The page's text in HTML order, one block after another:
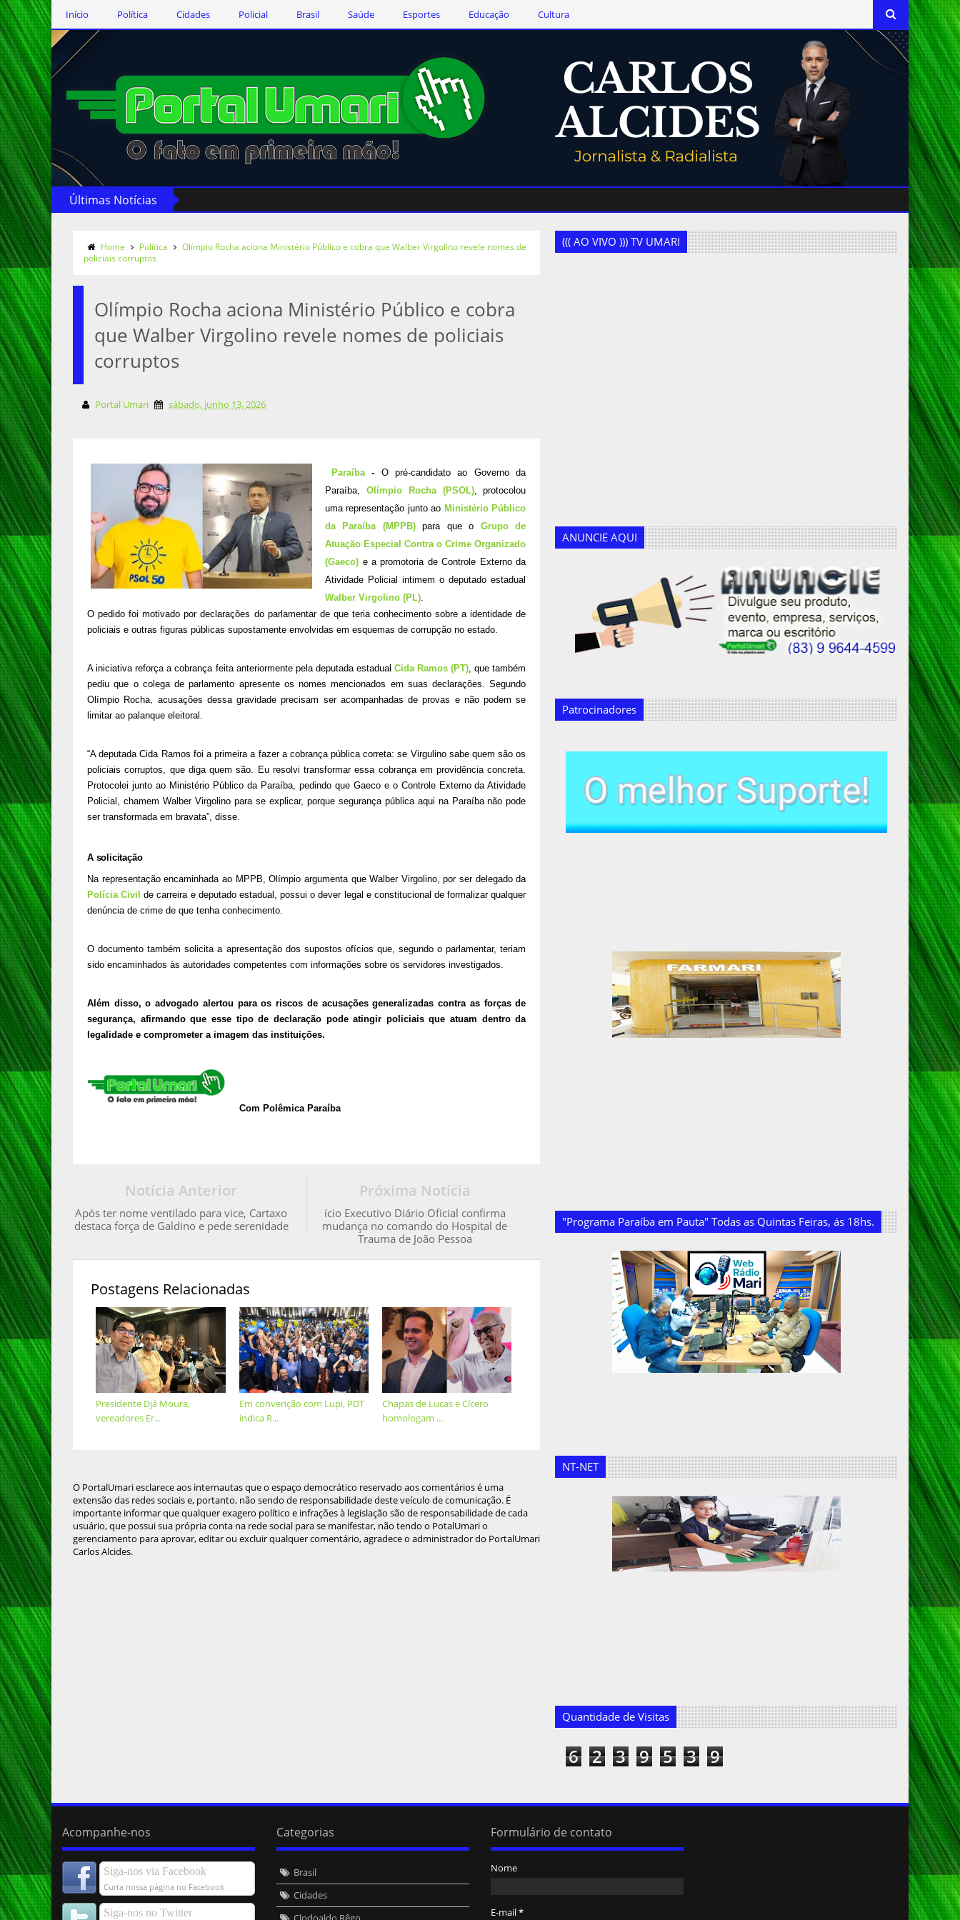
Início Política Cidades Policial Brasil Saúde Esportes Educação Cultura
Últimas Notícias
Home Política
Olímpio Rocha aciona Ministério Público e cobra que Walber Virgolino revele nomes de
policiais corruptos
Olímpio Rocha aciona Ministério Público e cobra
que Walber Virgolino revele nomes de policiais
corruptos
Portal Umari sábado, junho 13, 2026
Paraíba -
O pré-candidato ao Governo da
Paraíba,
Olímpio Rocha (PSOL), protocolou
uma representação junto ao Ministério Público
da Paraíba (MPPB)
para que o
Grupo de
Atuação Especial Contra o Crime Organizado
(Gaeco) e a promotoria de Controle Externo da
Atividade Policial intimem o deputado estadual
Walber Virgolino (PL).
O pedido foi motivado por declarações do parlamentar de que teria conhecimento sobre a identidade de
policiais e outras figuras públicas supostamente envolvidas em esquemas de corrupção no estado.
A iniciativa reforça a cobrança feita anteriormente pela deputada estadualCida Ramos (PT), que também
pediu que o colega de parlamento apresente os nomes mencionados em suas declarações. Segundo
Olímpio Rocha, acusações dessa gravidade precisam ser acompanhadas de provas e não podem se
limitar ao palanque eleitoral.
“A deputada Cida Ramos foi a primeira a fazer a cobrança pública correta: se Virgulino sabe quem são os
policiais corruptos, que diga quem são. Eu resolvi transformar essa cobrança em providência concreta.
Protocolei junto ao Ministério Público da Paraíba, pedindo que Gaeco e o Controle Externo da Atividade
Policial, chamem Walber Virgolino para se explicar, porque segurança pública aqui na Paraíba não pode
ser transformada em bravata”, disse.
A solicitação
Na representação encaminhada ao MPPB, Olímpio argumenta que Walber Virgolino, por ser delegado da
Polícia Civil de carreira e deputado estadual, possui o dever legal e constitucional de formalizar qualquer
denúncia de crime de que tenha conhecimento.
O documento também solicita a apresentação dos supostos ofícios que, segundo o parlamentar, teriam
sido encaminhados às autoridades competentes com informações sobre os servidores investigados.
Além disso, o advogado alertou para os riscos de acusações generalizadas contra as forças de
segurança, afirmando que esse tipo de declaração pode atingir policiais que atuam dentro da
legalidade e comprometer a imagem das instituições.
Com Polêmica Paraíba
Próxima Notícia
ício Executivo Diário Oficial confirma
mudança no comando do Hospital de
Trauma de João Pessoa
Notícia Anterior
Após ter nome ventilado para vice, Cartaxo
destaca força de Galdino e pede serenidade
Postagens Relacionadas
Chapas de Lucas e Cícero
homologam ...
Em convenção com Lupi, PDT
indica R...
Presidente Djá Moura,
vereadores Er...
O PortalUmari esclarece aos internautas que o espaço democrático reservado aos comentários é uma
extensão das redes sociais e, portanto, não sendo de responsabilidade deste veículo de comunicação. É
importante informar que qualquer exagero político e infrações à legislação são de responsabilidade de cada
usuário, que possui sua própria conta na rede social para se manifestar, não tendo o PotalUmari o
gerenciamento para aprovar, editar ou excluir qualquer comentário, agradece o administrador do PortalUmari
Carlos Alcides.
((( AO VIVO ))) TV UMARI
ANUNCIE AQUI
Patrocinadores
"Programa Paraíba em Pauta" Todas as Quintas Feiras, ás 18hs.
NT-NET
Quantidade de Visitas
6 2 3 9 5 3 9
Acompanhe-nos
Siga-nos via Facebook
Curta nossa página no Facebook
Siga-nos no Twitter
Categorias
Brasil
Cidades
Formulário de contato
Nome
E-mail*